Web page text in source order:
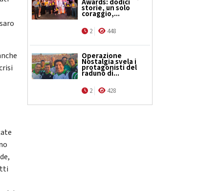
Awards: dodici
storie, un solo
coraggio,...
2 448
Operazione
Nostalgia svela i
protagonisti del
raduno di...
2 428